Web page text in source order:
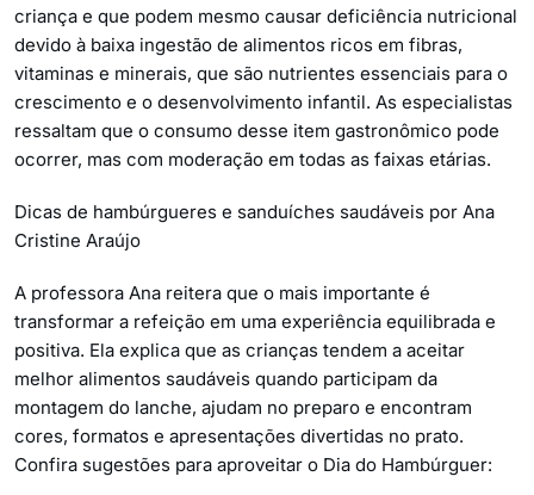
criança e que podem mesmo causar deficiência nutricional
devido à baixa ingestão de alimentos ricos em fibras,
vitaminas e minerais, que são nutrientes essenciais para o
crescimento e o desenvolvimento infantil. As especialistas
ressaltam que o consumo desse item gastronômico pode
ocorrer, mas com moderação em todas as faixas etárias.
Dicas de hambúrgueres e sanduíches saudáveis por Ana
Cristine Araújo
A professora Ana reitera que o mais importante é
transformar a refeição em uma experiência equilibrada e
positiva. Ela explica que as crianças tendem a aceitar
melhor alimentos saudáveis quando participam da
montagem do lanche, ajudam no preparo e encontram
cores, formatos e apresentações divertidas no prato.
Confira sugestões para aproveitar o Dia do Hambúrguer: